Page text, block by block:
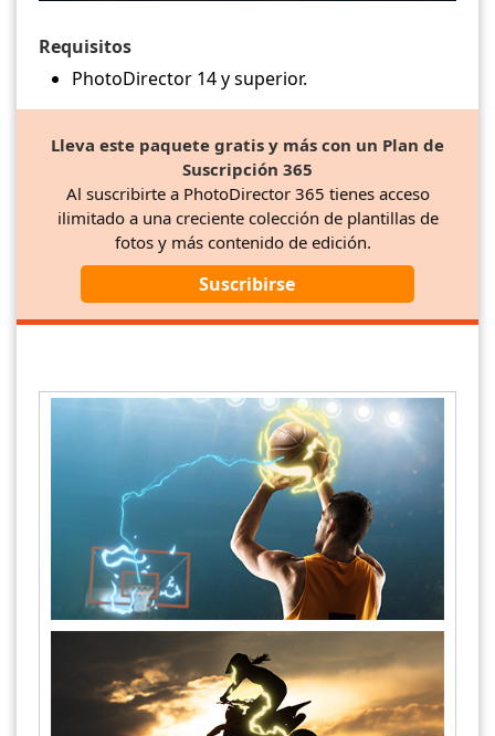
Requisitos
PhotoDirector 14 y superior.
Lleva este paquete gratis y más con un Plan de
Suscripción 365
Al suscribirte a PhotoDirector 365 tienes acceso
ilimitado a una creciente colección de plantillas de
fotos y más contenido de edición.
Suscribirse